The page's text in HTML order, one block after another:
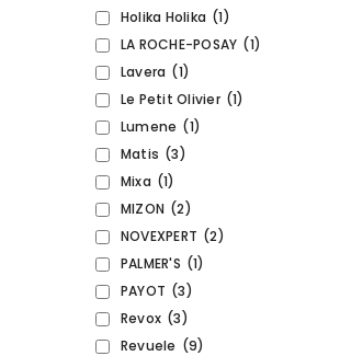
(1)
Holika Holika
(1)
LA ROCHE-POSAY
(1)
Lavera
(1)
Le Petit Olivier
(1)
Lumene
(3)
Matis
(1)
Mixa
(2)
MIZON
(2)
NOVEXPERT
(1)
PALMER'S
(3)
PAYOT
(3)
Revox
(9)
Revuele